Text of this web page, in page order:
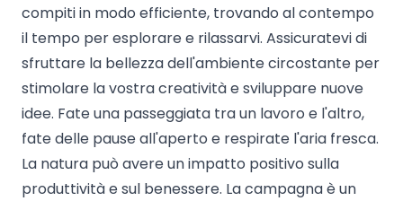
compiti in modo efficiente, trovando al contempo
il tempo per esplorare e rilassarvi. Assicuratevi di
sfruttare la bellezza dell'ambiente circostante per
stimolare la vostra creatività e sviluppare nuove
idee. Fate una passeggiata tra un lavoro e l'altro,
fate delle pause all'aperto e respirate l'aria fresca.
La natura può avere un impatto positivo sulla
produttività e sul benessere. La campagna è un